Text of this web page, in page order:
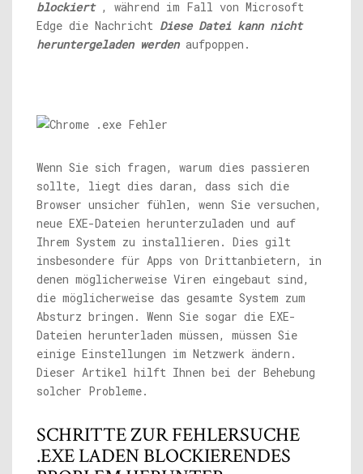
blockiert , während im Fall von Microsoft
Edge die Nachricht Diese Datei kann nicht
heruntergeladen werden aufpoppen.
Wenn Sie sich fragen, warum dies passieren
sollte, liegt dies daran, dass sich die
Browser unsicher fühlen, wenn Sie versuchen,
neue EXE-Dateien herunterzuladen und auf
Ihrem System zu installieren. Dies gilt
insbesondere für Apps von Drittanbietern, in
denen möglicherweise Viren eingebaut sind,
die möglicherweise das gesamte System zum
Absturz bringen. Wenn Sie sogar die EXE-
Dateien herunterladen müssen, müssen Sie
einige Einstellungen im Netzwerk ändern.
Dieser Artikel hilft Ihnen bei der Behebung
solcher Probleme.
SCHRITTE ZUR FEHLERSUCHE
.EXE LADEN BLOCKIERENDES